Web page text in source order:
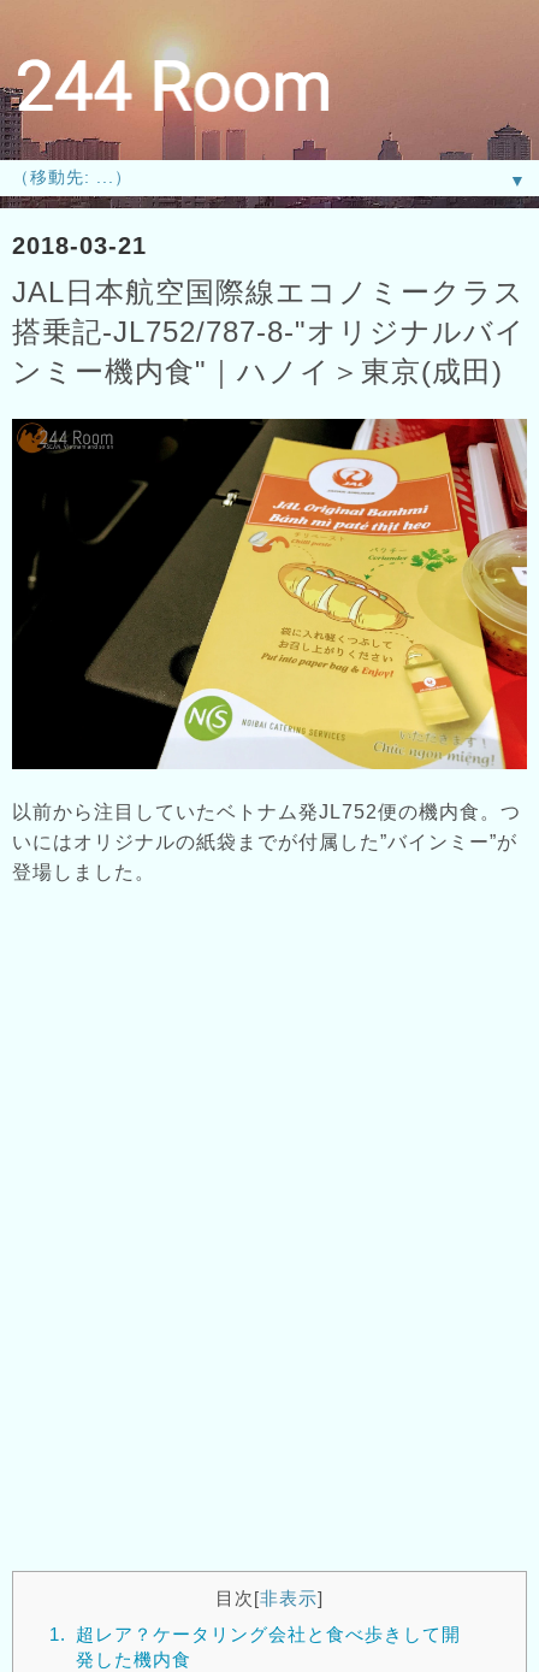
▼
2018-03-21
JAL日本航空国際線エコノミークラス
搭乗記-JL752/787-8-"オリジナルバイ
ンミー機内食"｜ハノイ＞東京(成田)
以前から注目していたベトナム発JL752便の機内食。つ
いにはオリジナルの紙袋までが付属した”バインミー”が
登場しました。
目次[非表示]
1.
超レア？ケータリング会社と食べ歩きして開
発した機内食